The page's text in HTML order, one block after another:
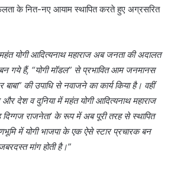
के नित-नए आयाम स्थापित करते हुए अग्रसरित
योगी आदित्यनाथ महाराज अब जनता की अदालत
गये हैं, “योगी मॉडल” से प्रभावित आम जनमानस
बाबा” की उपाधि से नवाजने का कार्य किया है। वहीं
और देश व दुनिया में महंत योगी आदित्यनाथ महाराज
राजनेता’ के रूप में अब पूरी तरह से स्थापित
में योगी भाजपा के एक ऐसे स्टार प्रचारक बन
मांग होती है।”